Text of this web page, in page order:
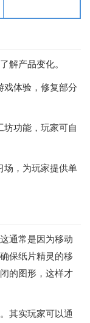
解产品变化。
戏体验，修复部分
坊功能，玩家可自
场，为玩家提供单
通常是因为移动
保纸片精灵的移
的图形，这样才
其实玩家可以通